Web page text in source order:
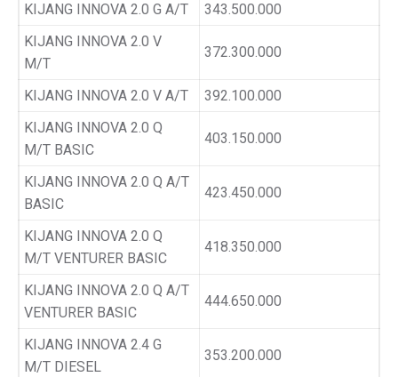
KIJANG INNOVA 2.0 G A/T
343.500.000
KIJANG INNOVA 2.0 V
M/T
372.300.000
KIJANG INNOVA 2.0 V A/T
392.100.000
KIJANG INNOVA 2.0 Q
M/T BASIC
403.150.000
KIJANG INNOVA 2.0 Q A/T
BASIC
423.450.000
KIJANG INNOVA 2.0 Q
M/T VENTURER BASIC
418.350.000
KIJANG INNOVA 2.0 Q A/T
VENTURER BASIC
444.650.000
KIJANG INNOVA 2.4 G
M/T DIESEL
353.200.000